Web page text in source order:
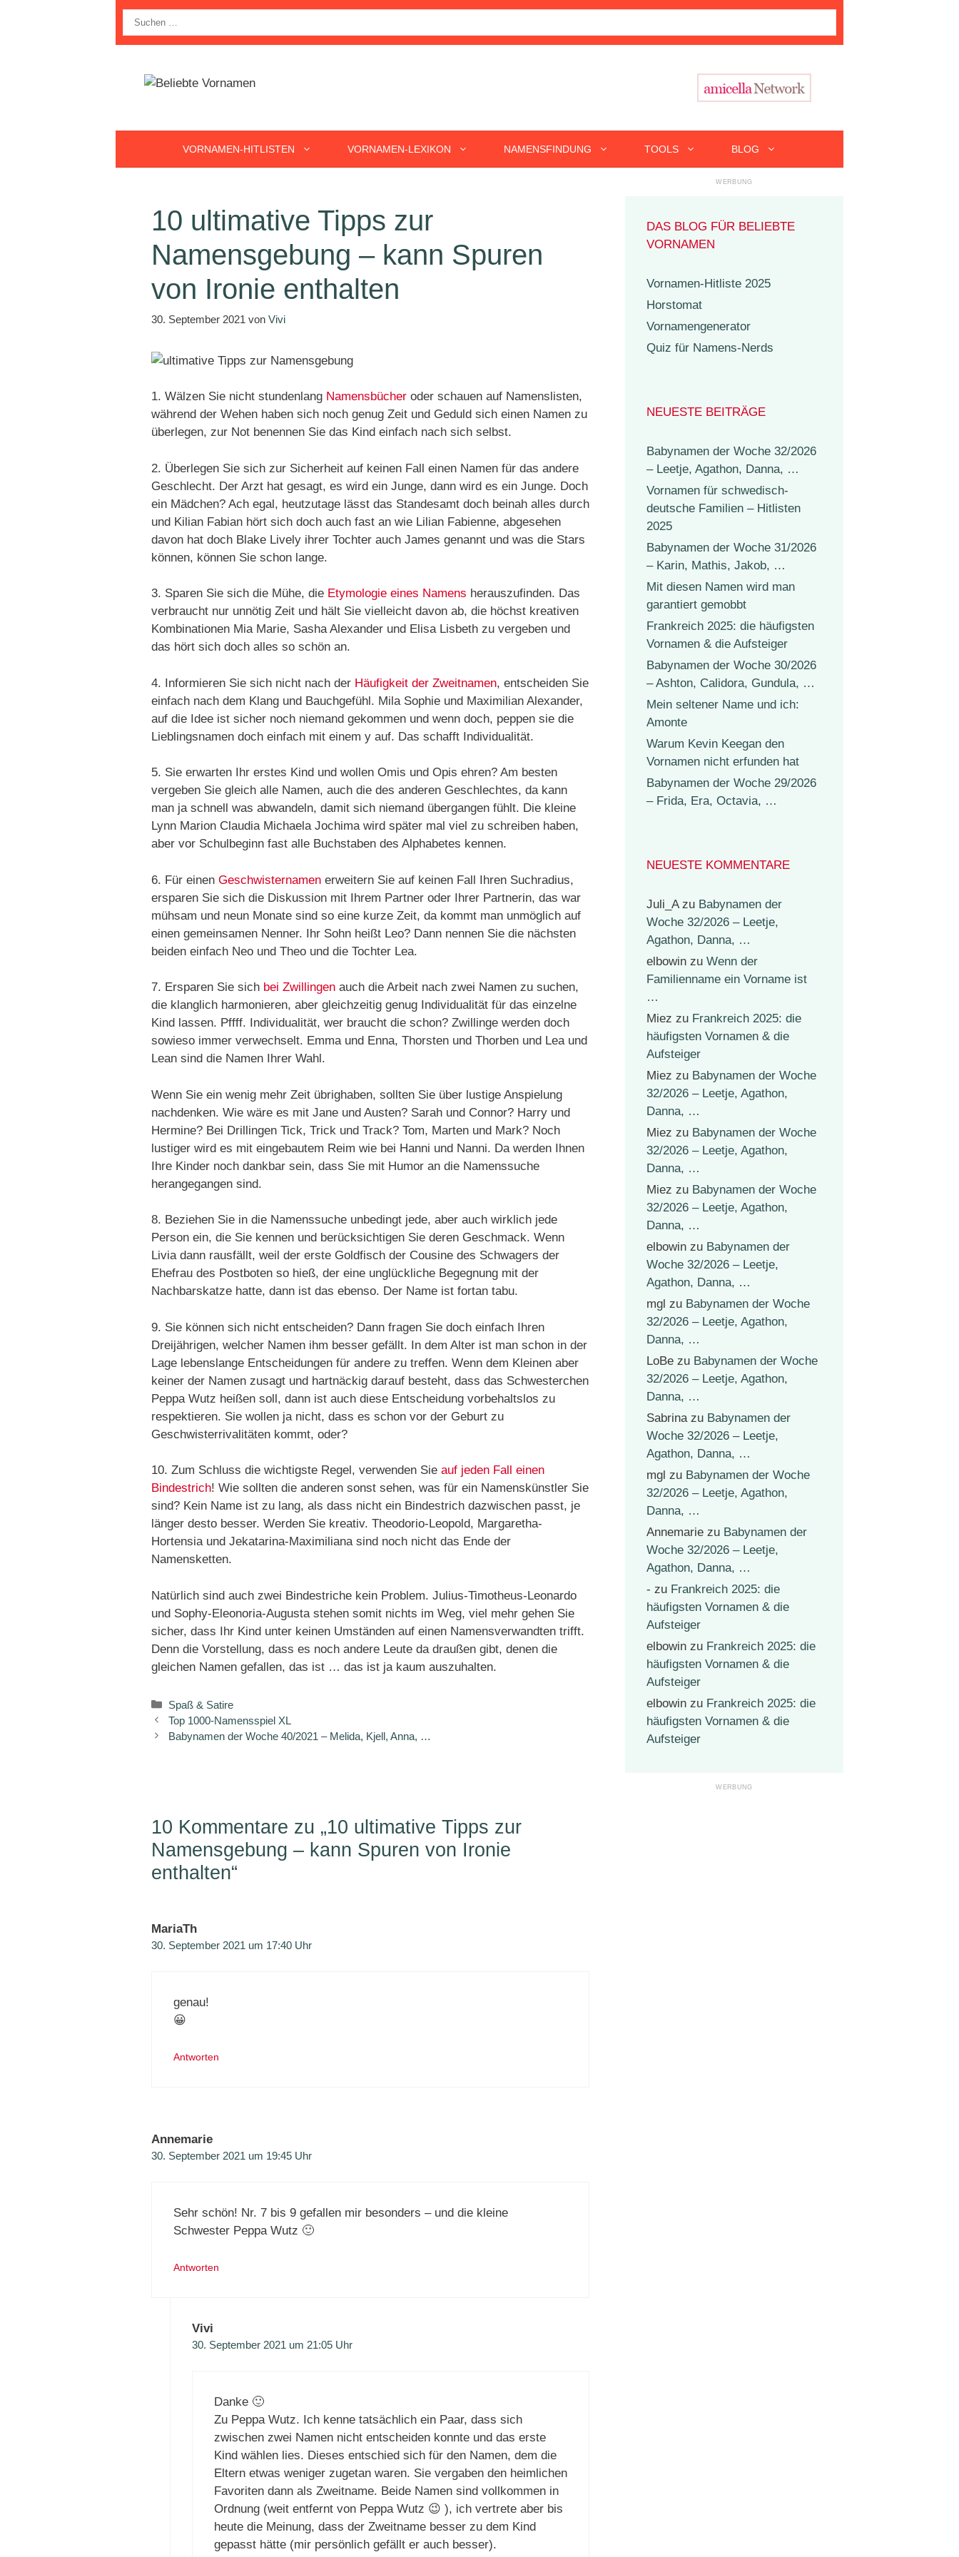
nach:
VORNAMEN-HITLISTEN VORNAMEN-LEXIKON NAMENSFINDUNG TOOLS BLOG
10 ultimative Tipps zur
Namensgebung – kann Spuren
von Ironie enthalten
30. September 2021 von Vivi
1. Wälzen Sie nicht stundenlang Namensbücher oder schauen auf Namenslisten,
während der Wehen haben sich noch genug Zeit und Geduld sich einen Namen zu
überlegen, zur Not benennen Sie das Kind einfach nach sich selbst.
2. Überlegen Sie sich zur Sicherheit auf keinen Fall einen Namen für das andere
Geschlecht. Der Arzt hat gesagt, es wird ein Junge, dann wird es ein Junge. Doch
ein Mädchen? Ach egal, heutzutage lässt das Standesamt doch beinah alles durch
und Kilian Fabian hört sich doch auch fast an wie Lilian Fabienne, abgesehen
davon hat doch Blake Lively ihrer Tochter auch James genannt und was die Stars
können, können Sie schon lange.
3. Sparen Sie sich die Mühe, die Etymologie eines Namens herauszufinden. Das
verbraucht nur unnötig Zeit und hält Sie vielleicht davon ab, die höchst kreativen
Kombinationen Mia Marie, Sasha Alexander und Elisa Lisbeth zu vergeben und
das hört sich doch alles so schön an.
4. Informieren Sie sich nicht nach der Häufigkeit der Zweitnamen, entscheiden Sie
einfach nach dem Klang und Bauchgefühl. Mila Sophie und Maximilian Alexander,
auf die Idee ist sicher noch niemand gekommen und wenn doch, peppen sie die
Lieblingsnamen doch einfach mit einem y auf. Das schafft Individualität.
5. Sie erwarten Ihr erstes Kind und wollen Omis und Opis ehren? Am besten
vergeben Sie gleich alle Namen, auch die des anderen Geschlechtes, da kann
man ja schnell was abwandeln, damit sich niemand übergangen fühlt. Die kleine
Lynn Marion Claudia Michaela Jochima wird später mal viel zu schreiben haben,
aber vor Schulbeginn fast alle Buchstaben des Alphabetes kennen.
6. Für einen Geschwisternamen erweitern Sie auf keinen Fall Ihren Suchradius,
ersparen Sie sich die Diskussion mit Ihrem Partner oder Ihrer Partnerin, das war
mühsam und neun Monate sind so eine kurze Zeit, da kommt man unmöglich auf
einen gemeinsamen Nenner. Ihr Sohn heißt Leo? Dann nennen Sie die nächsten
beiden einfach Neo und Theo und die Tochter Lea.
7. Ersparen Sie sich bei Zwillingen auch die Arbeit nach zwei Namen zu suchen,
die klanglich harmonieren, aber gleichzeitig genug Individualität für das einzelne
Kind lassen. Pffff. Individualität, wer braucht die schon? Zwillinge werden doch
sowieso immer verwechselt. Emma und Enna, Thorsten und Thorben und Lea und
Lean sind die Namen Ihrer Wahl.
Wenn Sie ein wenig mehr Zeit übrighaben, sollten Sie über lustige Anspielung
nachdenken. Wie wäre es mit Jane und Austen? Sarah und Connor? Harry und
Hermine? Bei Drillingen Tick, Trick und Track? Tom, Marten und Mark? Noch
lustiger wird es mit eingebautem Reim wie bei Hanni und Nanni. Da werden Ihnen
Ihre Kinder noch dankbar sein, dass Sie mit Humor an die Namenssuche
herangegangen sind.
8. Beziehen Sie in die Namenssuche unbedingt jede, aber auch wirklich jede
Person ein, die Sie kennen und berücksichtigen Sie deren Geschmack. Wenn
Livia dann rausfällt, weil der erste Goldfisch der Cousine des Schwagers der
Ehefrau des Postboten so hieß, der eine unglückliche Begegnung mit der
Nachbarskatze hatte, dann ist das ebenso. Der Name ist fortan tabu.
9. Sie können sich nicht entscheiden? Dann fragen Sie doch einfach Ihren
Dreijährigen, welcher Namen ihm besser gefällt. In dem Alter ist man schon in der
Lage lebenslange Entscheidungen für andere zu treffen. Wenn dem Kleinen aber
keiner der Namen zusagt und hartnäckig darauf besteht, dass das Schwesterchen
Peppa Wutz heißen soll, dann ist auch diese Entscheidung vorbehaltslos zu
respektieren. Sie wollen ja nicht, dass es schon vor der Geburt zu
Geschwisterrivalitäten kommt, oder?
10. Zum Schluss die wichtigste Regel, verwenden Sie auf jeden Fall einen
Bindestrich! Wie sollten die anderen sonst sehen, was für ein Namenskünstler Sie
sind? Kein Name ist zu lang, als dass nicht ein Bindestrich dazwischen passt, je
länger desto besser. Werden Sie kreativ. Theodorio-Leopold, Margaretha-
Hortensia und Jekatarina-Maximiliana sind noch nicht das Ende der
Namensketten.
Natürlich sind auch zwei Bindestriche kein Problem. Julius-Timotheus-Leonardo
und Sophy-Eleonoria-Augusta stehen somit nichts im Weg, viel mehr gehen Sie
sicher, dass Ihr Kind unter keinen Umständen auf einen Namensverwandten trifft.
Denn die Vorstellung, dass es noch andere Leute da draußen gibt, denen die
gleichen Namen gefallen, das ist … das ist ja kaum auszuhalten.
Kategorien
Spaß & Satire
Top 1000-Namensspiel XL
Babynamen der Woche 40/2021 – Melida, Kjell, Anna, …
10 Kommentare zu „10 ultimative Tipps zur
Namensgebung – kann Spuren von Ironie
enthalten“
MariaTh
30. September 2021 um 17:40 Uhr
genau!
😀
Antworten
Annemarie
30. September 2021 um 19:45 Uhr
Sehr schön! Nr. 7 bis 9 gefallen mir besonders – und die kleine
Schwester Peppa Wutz 🙂
Antworten
Vivi
30. September 2021 um 21:05 Uhr
Danke 🙂
Zu Peppa Wutz. Ich kenne tatsächlich ein Paar, dass sich
zwischen zwei Namen nicht entscheiden konnte und das erste
Kind wählen lies. Dieses entschied sich für den Namen, dem die
Eltern etwas weniger zugetan waren. Sie vergaben den heimlichen
Favoriten dann als Zweitname. Beide Namen sind vollkommen in
Ordnung (weit entfernt von Peppa Wutz 😉 ), ich vertrete aber bis
heute die Meinung, dass der Zweitname besser zu dem Kind
gepasst hätte (mir persönlich gefällt er auch besser).
DAS BLOG FÜR BELIEBTE
VORNAMEN
Vornamen-Hitliste 2025
Horstomat
Vornamengenerator
Quiz für Namens-Nerds
NEUESTE BEITRÄGE
Babynamen der Woche 32/2026
– Leetje, Agathon, Danna, …
Vornamen für schwedisch-
deutsche Familien – Hitlisten
2025
Babynamen der Woche 31/2026
– Karin, Mathis, Jakob, …
Mit diesen Namen wird man
garantiert gemobbt
Frankreich 2025: die häufigsten
Vornamen & die Aufsteiger
Babynamen der Woche 30/2026
– Ashton, Calidora, Gundula, …
Mein seltener Name und ich:
Amonte
Warum Kevin Keegan den
Vornamen nicht erfunden hat
Babynamen der Woche 29/2026
– Frida, Era, Octavia, …
NEUESTE KOMMENTARE
Juli_Azu Babynamen der
Woche 32/2026 – Leetje,
Agathon, Danna, …
elbowin zu Wenn der
Familienname ein Vorname ist
…
Miez zu Frankreich 2025: die
häufigsten Vornamen & die
Aufsteiger
Miez zu Babynamen der Woche
32/2026 – Leetje, Agathon,
Danna, …
Miez zu Babynamen der Woche
32/2026 – Leetje, Agathon,
Danna, …
Miez zu Babynamen der Woche
32/2026 – Leetje, Agathon,
Danna, …
elbowin zu Babynamen der
Woche 32/2026 – Leetje,
Agathon, Danna, …
mgl zu Babynamen der Woche
32/2026 – Leetje, Agathon,
Danna, …
LoBe zu Babynamen der Woche
32/2026 – Leetje, Agathon,
Danna, …
Sabrinazu Babynamen der
Woche 32/2026 – Leetje,
Agathon, Danna, …
mgl zu Babynamen der Woche
32/2026 – Leetje, Agathon,
Danna, …
Annemarie zu Babynamen der
Woche 32/2026 – Leetje,
Agathon, Danna, …
- zu Frankreich 2025: die
häufigsten Vornamen & die
Aufsteiger
elbowin zu Frankreich 2025: die
häufigsten Vornamen & die
Aufsteiger
elbowin zu Frankreich 2025: die
häufigsten Vornamen & die
Aufsteiger